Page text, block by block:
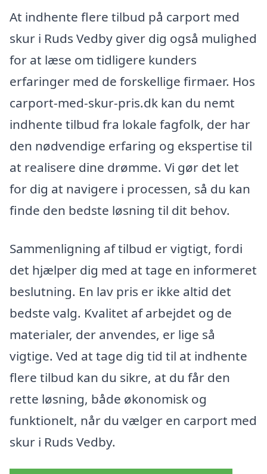
At indhente flere tilbud på carport med
skur i Ruds Vedby giver dig også mulighed
for at læse om tidligere kunders
erfaringer med de forskellige firmaer. Hos
carport-med-skur-pris.dk kan du nemt
indhente tilbud fra lokale fagfolk, der har
den nødvendige erfaring og ekspertise til
at realisere dine drømme. Vi gør det let
for dig at navigere i processen, så du kan
finde den bedste løsning til dit behov.
Sammenligning af tilbud er vigtigt, fordi
det hjælper dig med at tage en informeret
beslutning. En lav pris er ikke altid det
bedste valg. Kvalitet af arbejdet og de
materialer, der anvendes, er lige så
vigtige. Ved at tage dig tid til at indhente
flere tilbud kan du sikre, at du får den
rette løsning, både økonomisk og
funktionelt, når du vælger en carport med
skur i Ruds Vedby.